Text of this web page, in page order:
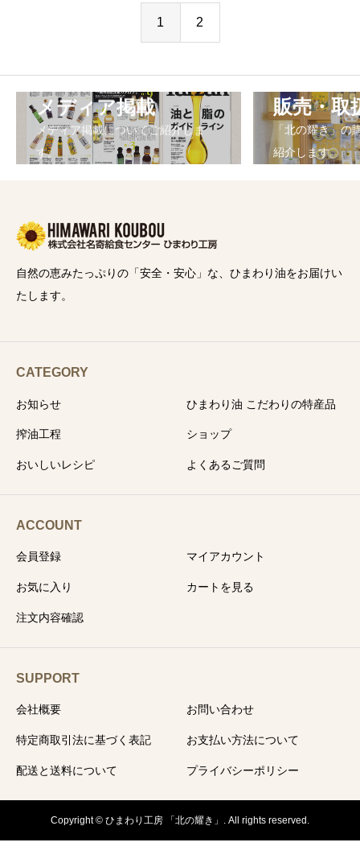
1 2
メディア掲載
メディア掲載についてご紹介しま
す。
販売・取
「北の耀き」の
紹介します。
自然の恵みたっぷりの「安全・安心」な、ひまわり油をお届けい
たします。
CATEGORY
お知らせ ひまわり油 こだわりの特産品
搾油工程 ショップ
おいしいレシピ よくあるご質問
ACCOUNT
会員登録 マイアカウント
お気に入り カートを見る
注文内容確認
SUPPORT
会社概要 お問い合わせ
特定商取引法に基づく表記 お支払い方法について
配送と送料について プライバシーポリシー
Copyright © ひまわり工房 「北の耀き」. All rights reserved.